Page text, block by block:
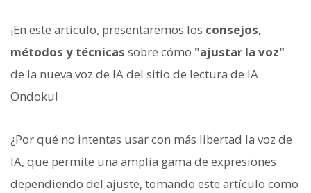
¡En este artículo, presentaremos los consejos,
métodos y técnicas sobre cómo "ajustar la voz"
de la nueva voz de IA del sitio de lectura de IA
Ondoku!
¿Por qué no intentas usar con más libertad la voz de
IA, que permite una amplia gama de expresiones
dependiendo del ajuste, tomando este artículo como